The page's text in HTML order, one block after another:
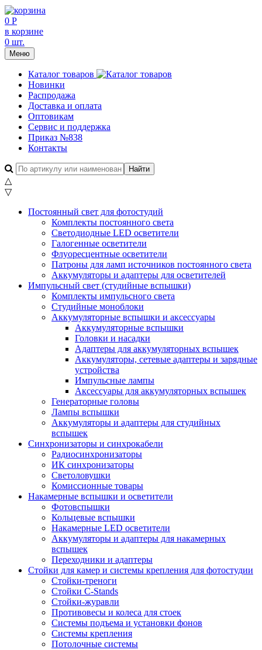
0 Р
в корзине
0 шт.
Меню
Каталог товаров
Новинки
Распродажа
Доставка и оплата
Оптовикам
Сервис и поддержка
Приказ №838
Контакты
△
▽
Постоянный свет для фотостудий
Комплекты постоянного света
Светодиодные LED осветители
Галогенные осветители
Флуоресцентные осветители
Патроны для ламп источников постоянного света
Аккумуляторы и адаптеры для осветителей
Импульсный свет (студийные вспышки)
Комплекты импульсного света
Студийные моноблоки
Аккумуляторные вспышки и аксессуары
Аккумуляторные вспышки
Головки и насадки
Адаптеры для аккумуляторных вспышек
Аккумуляторы, сетевые адаптеры и зарядные
устройства
Импульсные лампы
Аксессуары для аккумуляторных вспышек
Генераторные головы
Лампы вспышки
Аккумуляторы и адаптеры для студийных
вспышек
Синхронизаторы и синхрокабели
Радиосинхронизаторы
ИК синхронизаторы
Светоловушки
Комиссионные товары
Накамерные вспышки и осветители
Фотовспышки
Кольцевые вспышки
Накамерные LED осветители
Аккумуляторы и адаптеры для накамерных
вспышек
Переходники и адаптеры
Стойки для камер и системы крепления для фотостудии
Стойки-треноги
Стойки C-Stands
Стойки-журавли
Противовесы и колеса для стоек
Системы подъема и установки фонов
Системы крепления
Потолочные системы